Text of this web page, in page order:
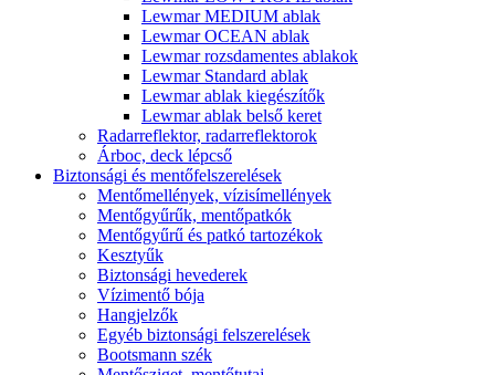
Lewmar MEDIUM ablak
Lewmar OCEAN ablak
Lewmar rozsdamentes ablakok
Lewmar Standard ablak
Lewmar ablak kiegészítők
Lewmar ablak belső keret
Radarreflektor, radarreflektorok
Árboc, deck lépcső
Biztonsági és mentőfelszerelések
Mentőmellények, vízisímellények
Mentőgyűrűk, mentőpatkók
Mentőgyűrű és patkó tartozékok
Kesztyűk
Biztonsági hevederek
Vízimentő bója
Hangjelzők
Egyéb biztonsági felszerelések
Bootsmann szék